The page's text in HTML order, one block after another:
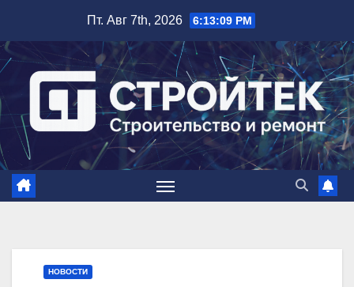
содержимому
Пт. Авг 7th, 2026 6:13:10 PM
НОВОСТИ